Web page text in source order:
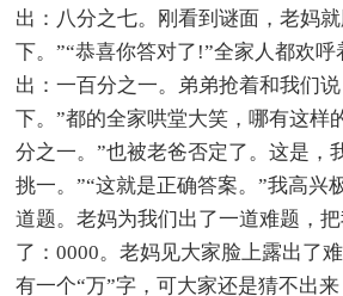
出：八分之七。刚看到谜面，老妈
下。”“恭喜你答对了!”全家人都欢
出：一百分之一。弟弟抢着和我们
下。”都的全家哄堂大笑，哪有这样
分之一。”也被老爸否定了。这是，
挑一。”“这就是正确答案。”我高兴
道题。老妈为我们出了一道难题，
了：0000。老妈见大家脸上露出了
有一个“万”字，可大家还是猜不出